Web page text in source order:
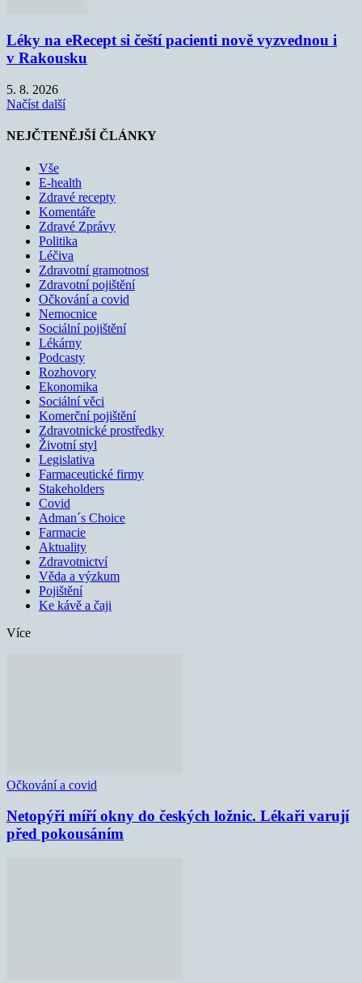
Léky na eRecept si čeští pacienti nově vyzvednou i
v Rakousku
5. 8. 2026
Načíst další
NEJČTENĚJŠÍ ČLÁNKY
Vše
E-health
Zdravé recepty
Komentáře
Zdravé Zprávy
Politika
Léčiva
Zdravotní gramotnost
Zdravotní pojištění
Očkování a covid
Nemocnice
Sociální pojištění
Lékárny
Podcasty
Rozhovory
Ekonomika
Sociální věci
Komerční pojištění
Zdravotnické prostředky
Životní styl
Legislativa
Farmaceutické firmy
Stakeholders
Covid
Adman´s Choice
Farmacie
Aktuality
Zdravotnictví
Věda a výzkum
Pojištění
Ke kávě a čaji
Více
Očkování a covid
Netopýři míří okny do českých ložnic. Lékaři varují
před pokousáním